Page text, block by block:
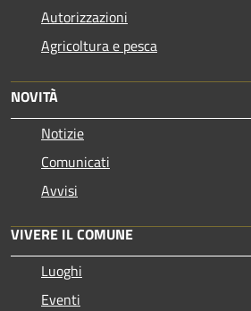
Autorizzazioni
Agricoltura e pesca
NOVITÀ
Notizie
Comunicati
Avvisi
VIVERE IL COMUNE
Luoghi
Eventi